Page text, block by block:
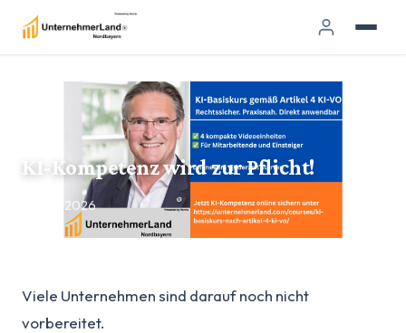
KI-Kompetenz wird zur Pflicht!
29. Mai 2026
Viele Unternehmen sind darauf noch nicht
vorbereitet.